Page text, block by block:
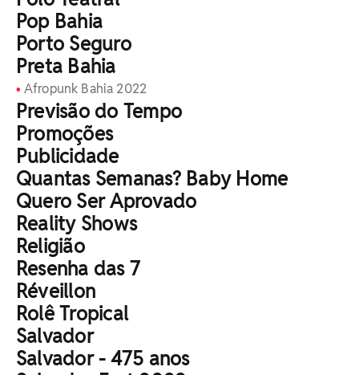
Pop Bahia
Porto Seguro
Preta Bahia
Afropunk Bahia 2022
Previsão do Tempo
Promoções
Publicidade
Quantas Semanas? Baby Home
Quero Ser Aprovado
Reality Shows
Religião
Resenha das 7
Réveillon
Rolê Tropical
Salvador
Salvador - 475 anos